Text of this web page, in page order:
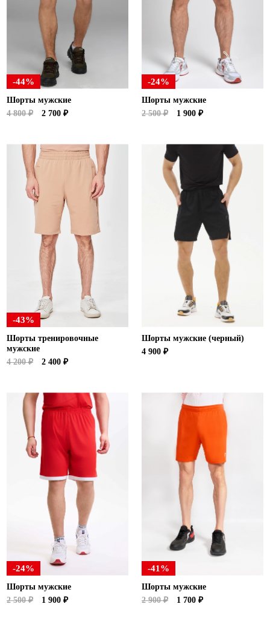
-44%
Шорты мужские
4 800 ₽
2 700 ₽
-24%
Шорты мужские
2 500 ₽
1 900 ₽
-43%
Шорты тренировочные
мужские
4 200 ₽
2 400 ₽
Шорты мужские (черный)
4 900 ₽
-24%
Шорты мужские
2 500 ₽
1 900 ₽
-41%
Шорты мужские
2 900 ₽
1 700 ₽